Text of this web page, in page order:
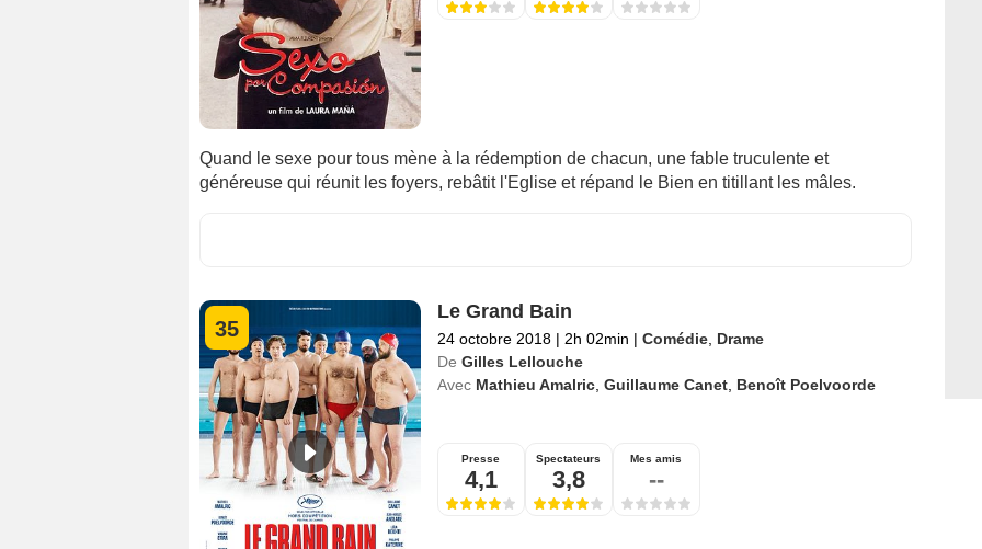
Quand le sexe pour tous mène à la rédemption de chacun, une fable truculente et
généreuse qui réunit les foyers, rebâtit l'Eglise et répand le Bien en titillant les mâles.
35
Le Grand Bain
24 octobre 2018 | 2h 02min | Comédie, Drame
De Gilles Lellouche
Avec Mathieu Amalric, Guillaume Canet, Benoît Poelvoorde
Presse
4,1
Spectateurs
3,8
Mes amis
--